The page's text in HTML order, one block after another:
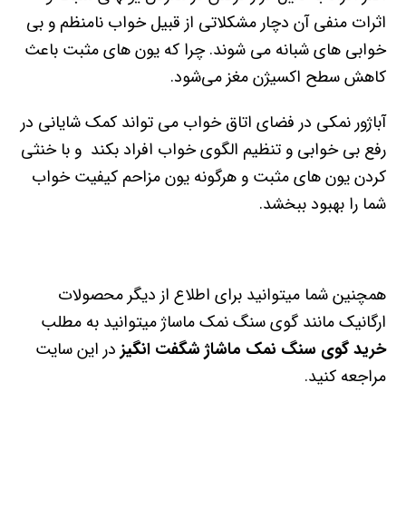
اثرات منفی آن دچار مشکلاتی از قبیل خواب نامنظم و بی
خوابی های شبانه می شوند. چرا که یون های مثبت باعث
کاهش سطح اکسیژن مغز می‌شود.
آباژور نمکی در فضای اتاق خواب می تواند کمک شایانی در
رفع بی خوابی و تنظیم الگوی خواب افراد بکند و با خنثی
کردن یون های مثبت و هرگونه یون مزاحم کیفیت خواب
شما را بهبود ببخشد.
همچنین شما میتوانید برای اطلاع از دیگر محصولات
ارگانیک مانند گوی سنگ نمک ماساژ میتوانید به مطلب
خرید گوی سنگ نمک ماشاژ شگفت انگیز در این سایت
مراجعه کنید.